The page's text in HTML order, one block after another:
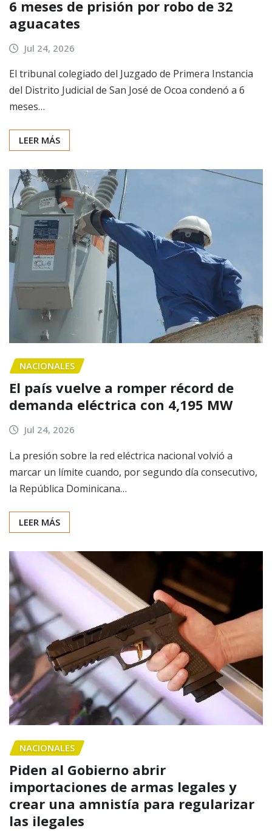
6 meses de prisión por robo de 32
aguacates
Jul 24, 2026
El tribunal colegiado del Juzgado de Primera Instancia
del Distrito Judicial de San José de Ocoa condenó a 6
meses…
LEER MÁS
NACIONALES
El país vuelve a romper récord de
demanda eléctrica con 4,195 MW
Jul 24, 2026
La presión sobre la red eléctrica nacional volvió a
marcar un límite cuando, por segundo día consecutivo,
la República Dominicana…
LEER MÁS
NACIONALES
Piden al Gobierno abrir
importaciones de armas legales y
crear una amnistía para regularizar
las ilegales